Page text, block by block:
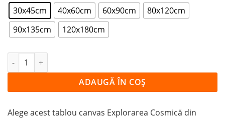
30x45cm 40x60cm 60x90cm
80x120cm
90x135cm
120x180cm
Cantitate Tablou Canvas Explorarea Cosmică
ADAUGĂ ÎN COȘ
Alege acest tablou canvas Explorarea Cosmică din